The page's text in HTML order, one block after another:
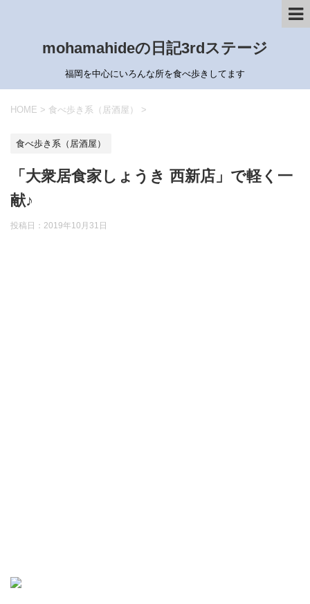
mohamahideの日記3rdステージ
福岡を中心にいろんな所を食べ歩きしてます
HOME > 食べ歩き系（居酒屋） >
食べ歩き系（居酒屋）
「大衆居食家しょうき 西新店」で軽く一
献♪
投稿日： 2019年10月31日